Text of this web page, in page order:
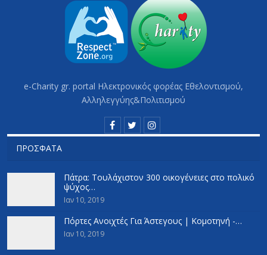
e-Charity gr. portal Hλεκτρονικός φορέας Εθελοντισμού,
Αλληλεγγύης&Πολιτισμού
ΠΡΌΣΦΑΤΑ
Πάτρα: Τουλάχιστον 300 οικογένειες στο πολικό
ψύχος…
Ιαν 10, 2019
Πόρτες Ανοιχτές Για Άστεγους | Κομοτηνή -…
Ιαν 10, 2019